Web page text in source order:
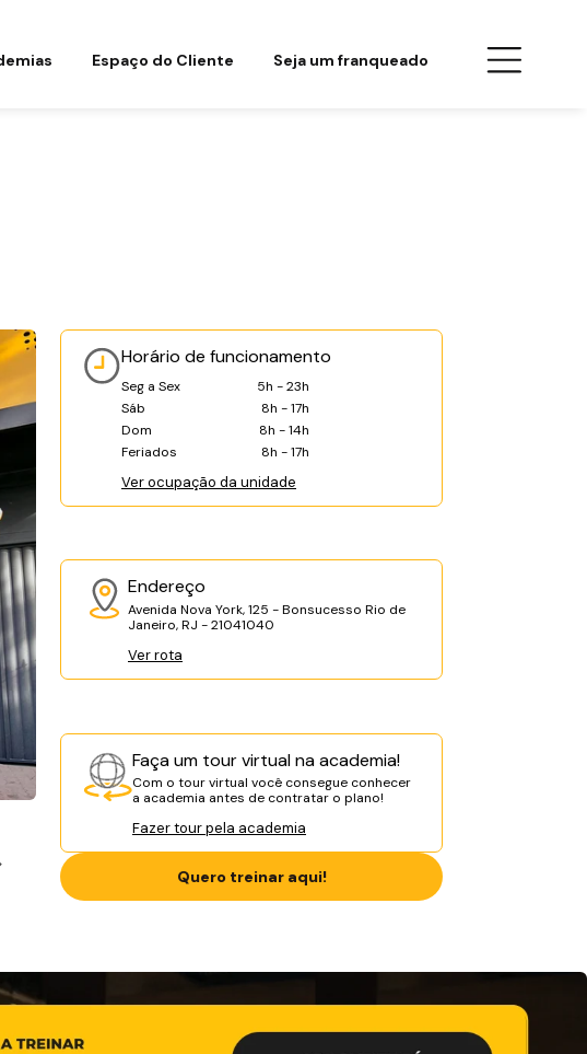
Espaço do Cliente Seja um franqueado
Horário de funcionamento
Seg a Sex
5h - 23h
Sáb
8h - 17h
Dom
8h - 14h
Feriados
8h - 17h
Ver ocupação da unidade
Endereço
Avenida Nova York, 125 - Bonsucesso Rio de
Janeiro, RJ - 21041040
Ver rota
Faça um tour virtual na academia!
Com o tour virtual você consegue conhecer
a academia antes de contratar o plano!
Fazer tour pela academia
Quero treinar aqui!